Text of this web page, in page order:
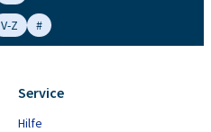
V-Z #
Service
Hilfe